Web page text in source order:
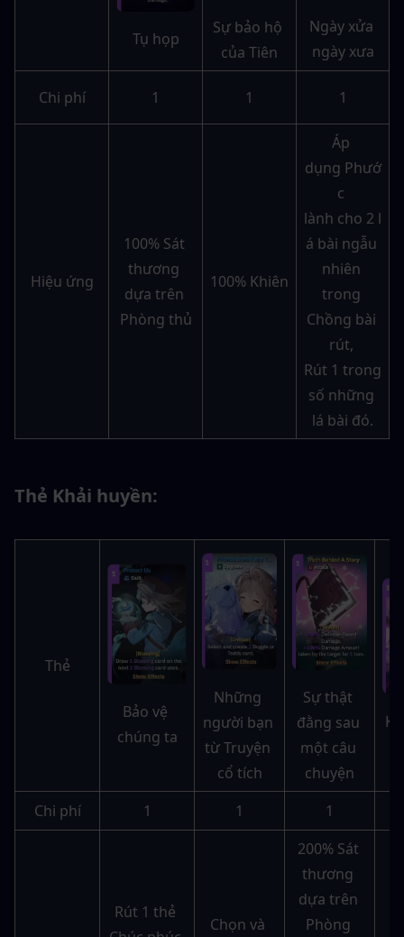
Tụ họp
Sự bảo hộ
của Tiên
Ngày xửa
ngày xưa
Chi phí 1 1 1
Hiệu ứng
100% Sát
thương
dựa trên
Phòng thủ
100% Khiên
Áp
dụng Phướ
c
lành cho 2 l
á bài ngẫu
nhiên
trong
Chồng bài
rút,
Rút 1 trong
số những
lá bài đó.
Thẻ Khải huyền:
Thẻ
Bảo vệ
chúng ta
Những
người bạn
từ Truyện
cổ tích
Sự thật
đằng sau
một câu
chuyện
Chi phí 1 1 1
Rút 1 thẻ
Chọn và
200% Sát
thương
dựa trên
Phòng